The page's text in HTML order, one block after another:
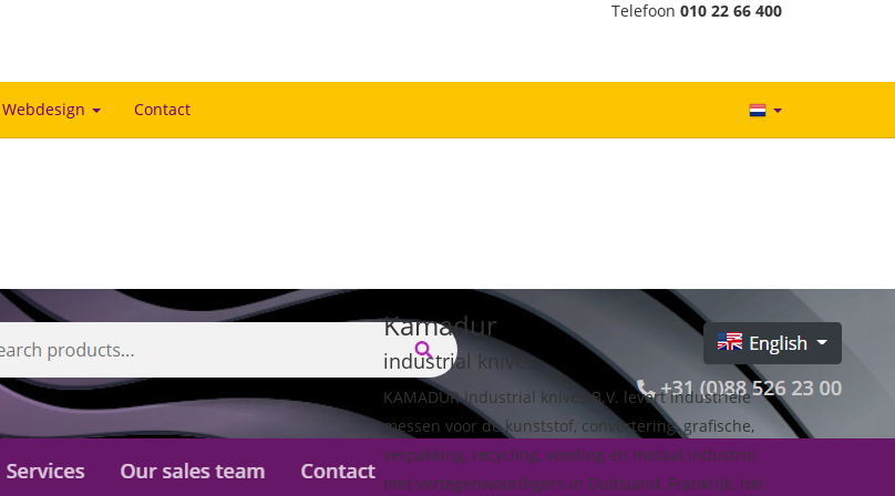
Telefoon 010 22 66 400
Webdesign
Contact
Kamadur
industrial knives
KAMADUR industrial knives B.V. levert industriële
messen voor de kunststof, convertering, grafische,
verpakking, recycling, voeding en metaal industrie
met vertegenwoordigers in Duitsland, Frankrijk, het